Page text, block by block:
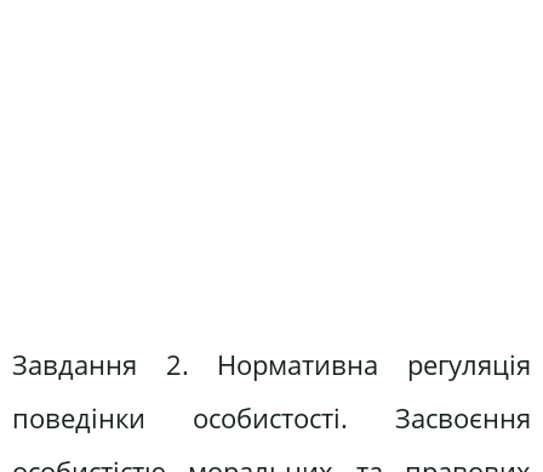
Завдання 2. Нормативна регуляція
поведінки особистості. Засвоєння